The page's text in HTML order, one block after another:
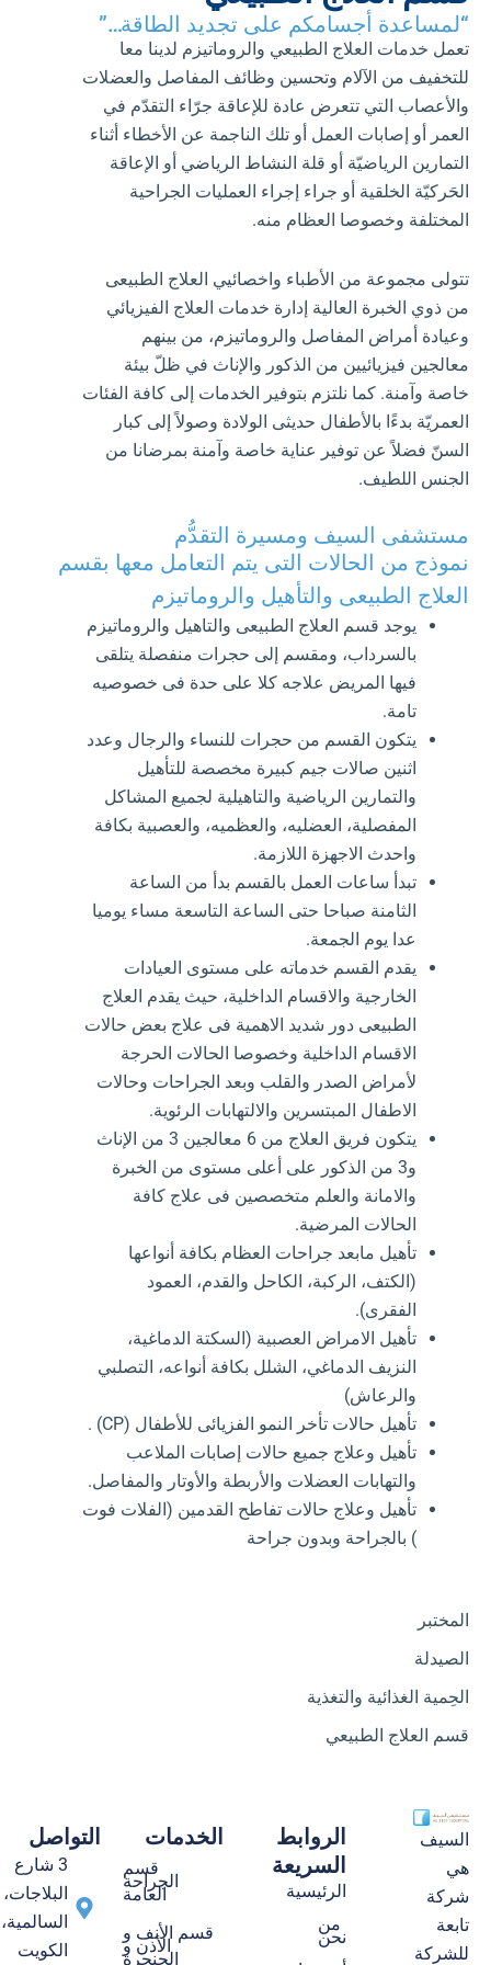
“لمساعدة أجسامكم على تجديد الطاقة…”
تعمل خدمات العلاج الطبيعي والروماتيزم لدينا معا
للتخفيف من الآلام وتحسين وظائف المفاصل والعضلات
والأعصاب التي تتعرض عادة للإعاقة جرّاء التقدّم في
العمر أو إصابات العمل أو تلك الناجمة عن الأخطاء أثناء
التمارين الرياضيّة أو قلة النشاط الرياضي أو الإعاقة
الحَركيّة الخلقية أو جراء إجراء العمليات الجراحية
المختلفة وخصوصا العظام منه.
تتولى مجموعة من الأطباء واخصائيي العلاج الطبيعى
من ذوي الخبرة العالية إدارة خدمات العلاج الفيزيائي
وعيادة أمراض المفاصل والروماتيزم، من بينهم
معالجين فيزيائيين من الذكور والإناث في ظلّ بيئة
خاصة وآمنة. كما نلتزم بتوفير الخدمات إلى كافة الفئات
العمريّة بدءًا بالأطفال حديثى الولادة وصولاً إلى كبار
السنّ فضلاً عن توفير عناية خاصة وآمنة بمرضانا من
الجنس اللطيف.
مستشفى السيف ومسيرة التقدُّم
نموذج من الحالات التى يتم التعامل معها بقسم
العلاج الطبيعى والتأهيل والروماتيزم
يوجد قسم العلاج الطبيعى والتاهيل والروماتيزم
بالسرداب، ومقسم إلى حجرات منفصلة يتلقى
فيها المريض علاجه كلا على حدة فى خصوصيه
تامة.
يتكون القسم من حجرات للنساء والرجال وعدد
اثنين صالات جيم كبيرة مخصصة للتأهيل
والتمارين الرياضية والتاهيلية لجميع المشاكل
المفصلية، العضليه، والعظميه، والعصبية بكافة
واحدث الاجهزة اللازمة.
تبدأ ساعات العمل بالقسم بدأ من الساعة
الثامنة صباحا حتى الساعة التاسعة مساء يوميا
عدا يوم الجمعة.
يقدم القسم خدماته على مستوى العيادات
الخارجية والاقسام الداخلية، حيث يقدم العلاج
الطبيعى دور شديد الاهمية فى علاج بعض حالات
الاقسام الداخلية وخصوصا الحالات الحرجة
لأمراض الصدر والقلب وبعد الجراحات وحالات
الاطفال المبتسرين والالتهابات الرئوية.
يتكون فريق العلاج من 6 معالجين 3 من الإناث
و3 من الذكور على أعلى مستوى من الخبرة
والامانة والعلم متخصصين فى علاج كافة
الحالات المرضية.
تأهيل مابعد جراحات العظام بكافة أنواعها
(الكتف، الركبة، الكاحل والقدم، العمود
الفقرى).
تأهيل الامراض العصبية (السكتة الدماغية،
النزيف الدماغي، الشلل بكافة أنواعه، التصلبي
والرعاش)
تأهيل حالات تأخر النمو الفزيائى للأطفال (CP) .
تأهيل وعلاج جميع حالات إصابات الملاعب
والتهابات العضلات والأربطة والأوتار والمفاصل.
تأهيل وعلاج حالات تفاطح القدمين (الفلات فوت
) بالجراحة وبدون جراحة
المختبر
الصيدلة
الحِمية الغذائية والتغذية
قسم العلاج الطبيعي
السيف
هي
شركة
تابعة
للشركة
الروابط
السريعة
الرئيسية
من
نحن
الخدمات
قسم
الجراحة
العامة
قسم الأنف و
الأذن و
الحنجرة
التواصل
3 شارع
البلاجات،
السالمية،
الكويت